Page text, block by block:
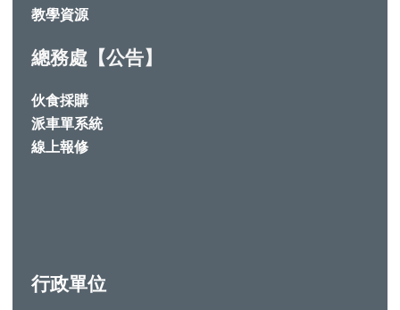
教學資源
總務處【公告】
伙食採購
派車單系統
線上報修
行政單位